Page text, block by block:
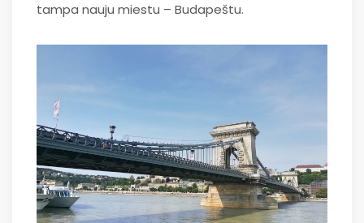
tampa nauju miestu – Budapeštu.